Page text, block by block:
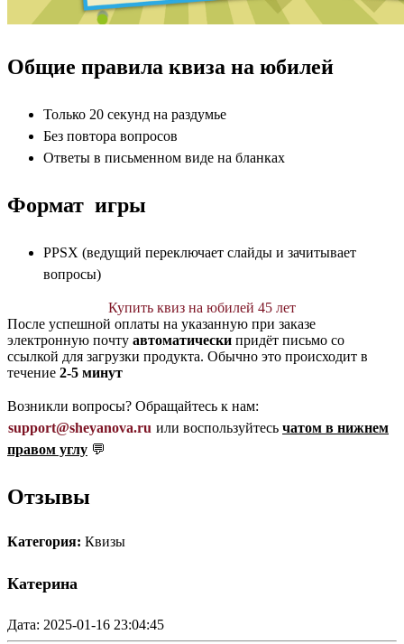
Общие правила квиза на юбилей
Только 20 секунд на раздумье
Без повтора вопросов
Ответы в письменном виде на бланках
Формат игры
PPSX (ведущий переключает слайды и зачитывает
вопросы)
Купить квиз на юбилей 45 лет
После успешной оплаты на указанную при заказе
электронную почту автоматически придёт письмо со
ссылкой для загрузки продукта. Обычно это происходит в
течение 2-5 минут
Возникли вопросы? Обращайтесь к нам:
support@sheyanova.ru или воспользуйтесь чатом в нижнем
правом углу 💬
Отзывы
Категория: Квизы
Катерина
Дата: 2025-01-16 23:04:45